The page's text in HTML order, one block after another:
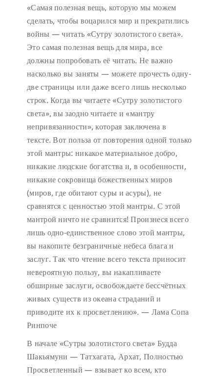
«Самая полезная вещь, которую мы можем
сделать, чтобы воцарился мир и прекратились
войны — читать «Сутру золотистого света».
Это самая полезная вещь для мира, все
должны попробовать её читать. Не важно
насколько вы заняты — можете прочесть одну-
две страницы или даже всего лишь несколько
строк. Когда вы читаете «Сутру золотистого
света», вы заодно читаете и «мантру
непривязанности», которая заключена в
тексте. Вот польза от повторения одной только
этой мантры: никакое материальное добро,
никакие людские богатства и, в особенности,
никакие сокровища божественных миров
(миров, где обитают суры и асуры), не
сравнятся с ценностью этой мантры. С этой
мантрой ничто не сравнится! Произнеся всего
лишь одно-единственное слово этой мантры,
вы накопите безграничные небеса блага и
заслуг. Так что чтение всего текста приносит
невероятную пользу, вы накапливаете
обширные заслуги, освобождаете бессчётных
живых существ из океана страданий и
приводите их к просветлению». — Лама Сопа
Ринпоче
В начале «Сутры золотистого света» Будда
Шакьямуни — Татхагата, Архат, Полностью
Просветленный — взывает ко всем, кто